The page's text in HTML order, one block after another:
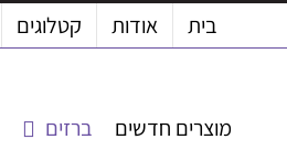
לתוכן
בית אודות קטלוגים
מוצרים חדשים ברזים